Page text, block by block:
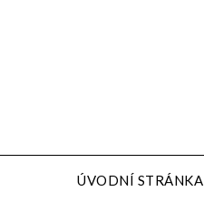
ÚVODNÍ STRÁNKA